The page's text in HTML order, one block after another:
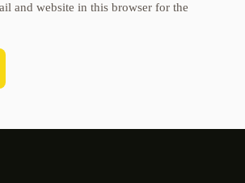
and website in this browser for the